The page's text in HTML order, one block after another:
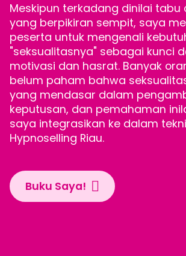
Meskipun terkadang dinilai tabu
yang berpikiran sempit, saya
peserta untuk mengenali
"seksualitasnya" sebagai kunci
motivasi dan hasrat. Banyak
belum paham bahwa
yang mendasar dalam
keputusan, dan pemahaman
saya integrasikan ke dalam
Hypnoselling Riau.
Buku Saya!